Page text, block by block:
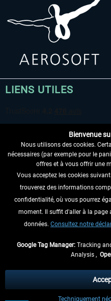
LIENS UTILES
RENONCER AU CONTRAT ICI
INFORMATIONS
NE MANQUEZ PAS
échéant, frais de
** S'applique aux envois vers
Bienvenue
Nous utilisons des cookies.
nécessaires (par exemple pour le
offres et à vous offrir une
Vous acceptez les cookies
trouverez des informations
confidentialité, où vous pourrez
moment. Il suffit d'aller à la page
données. Consultez notre
Google Tag Manager: Tracking
Analysis ,
Techniquement